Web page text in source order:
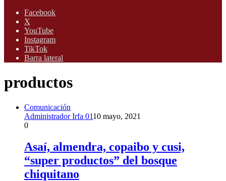
Facebook
X
YouTube
Instagram
TikTok
Barra lateral
productos
Comunicación
Administrador Irfa 0110 mayo, 2021
0
Asaí, almendra, copaibo y cusi,
“super productos” del bosque
chiquitano